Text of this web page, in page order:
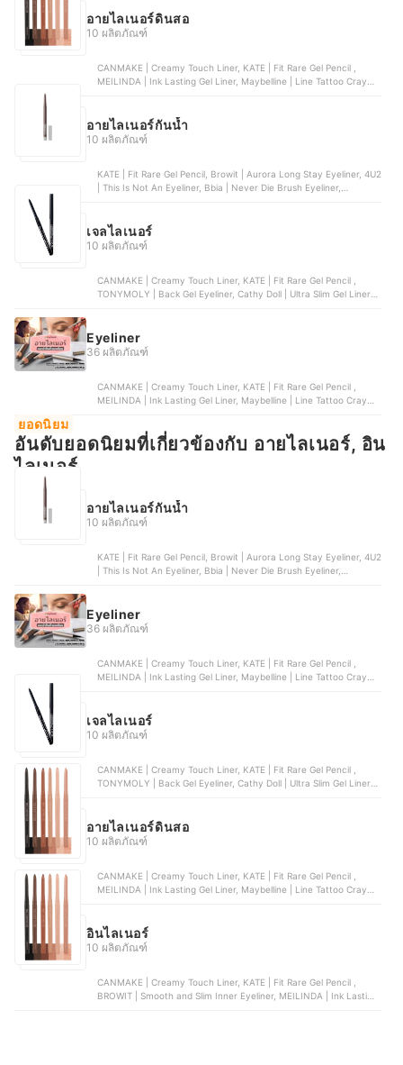
อายไลเนอร์ดินสอ
10 ผลิตภัณฑ์
CANMAKE | Creamy Touch Liner, KATE | Fit Rare Gel Pencil ,
MEILINDA | Ink Lasting Gel Liner, Maybelline | Line Tattoo Crayon
อายไลเนอร์กันน้ำ
10 ผลิตภัณฑ์
KATE | Fit Rare Gel Pencil, Browit | Aurora Long Stay Eyeliner, 4U2
| This Is Not An Eyeliner, Bbia | Never Die Brush Eyeliner,
เจลไลเนอร์
10 ผลิตภัณฑ์
CANMAKE | Creamy Touch Liner, KATE | Fit Rare Gel Pencil ,
TONYMOLY | Back Gel Eyeliner, Cathy Doll | Ultra Slim Gel Liner,
Eyeliner
36 ผลิตภัณฑ์
CANMAKE | Creamy Touch Liner, KATE | Fit Rare Gel Pencil ,
MEILINDA | Ink Lasting Gel Liner, Maybelline | Line Tattoo Crayon
ยอดนิยม
อันดับยอดนิยมที่เกี่ยวข้องกับ อายไลเนอร์, อิน
ไลเนอร์
อายไลเนอร์กันน้ำ
10 ผลิตภัณฑ์
KATE | Fit Rare Gel Pencil, Browit | Aurora Long Stay Eyeliner, 4U2
| This Is Not An Eyeliner, Bbia | Never Die Brush Eyeliner,
Eyeliner
36 ผลิตภัณฑ์
CANMAKE | Creamy Touch Liner, KATE | Fit Rare Gel Pencil ,
MEILINDA | Ink Lasting Gel Liner, Maybelline | Line Tattoo Crayon
เจลไลเนอร์
10 ผลิตภัณฑ์
CANMAKE | Creamy Touch Liner, KATE | Fit Rare Gel Pencil ,
TONYMOLY | Back Gel Eyeliner, Cathy Doll | Ultra Slim Gel Liner,
อายไลเนอร์ดินสอ
10 ผลิตภัณฑ์
CANMAKE | Creamy Touch Liner, KATE | Fit Rare Gel Pencil ,
MEILINDA | Ink Lasting Gel Liner, Maybelline | Line Tattoo Crayon
อินไลเนอร์
10 ผลิตภัณฑ์
CANMAKE | Creamy Touch Liner, KATE | Fit Rare Gel Pencil ,
BROWIT | Smooth and Slim Inner Eyeliner, MEILINDA | Ink Lasting